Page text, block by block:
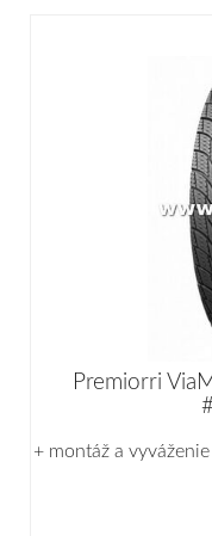
Premiorri
+ montáž a